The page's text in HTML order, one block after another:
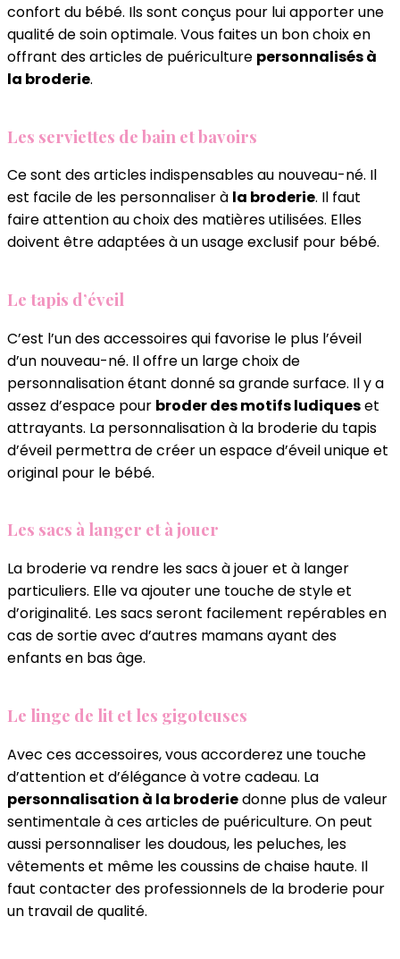
confort du bébé. Ils sont conçus pour lui apporter une
qualité de soin optimale. Vous faites un bon choix en
offrant des articles de puériculture personnalisés à
la broderie.
Les serviettes de bain et bavoirs
Ce sont des articles indispensables au nouveau-né. Il
est facile de les personnaliser à la broderie. Il faut
faire attention au choix des matières utilisées. Elles
doivent être adaptées à un usage exclusif pour bébé.
Le tapis d’éveil
C’est l’un des accessoires qui favorise le plus l’éveil
d’un nouveau-né. Il offre un large choix de
personnalisation étant donné sa grande surface. Il y a
assez d’espace pour broder des motifs ludiqueset
attrayants. La personnalisation à la broderie du tapis
d’éveil permettra de créer un espace d’éveil unique et
original pour le bébé.
Les sacs à langer et à jouer
La broderie va rendre les sacs à jouer et à langer
particuliers. Elle va ajouter une touche de style et
d’originalité. Les sacs seront facilement repérables en
cas de sortie avec d’autres mamans ayant des
enfants en bas âge.
Le linge de lit et les gigoteuses
Avec ces accessoires, vous accorderez une touche
d’attention et d’élégance à votre cadeau. La
personnalisation à la broderiedonne plus de valeur
sentimentale à ces articles de puériculture. On peut
aussi personnaliser les doudous, les peluches, les
vêtements et même les coussins de chaise haute. Il
faut contacter des professionnels de la broderie pour
un travail de qualité.